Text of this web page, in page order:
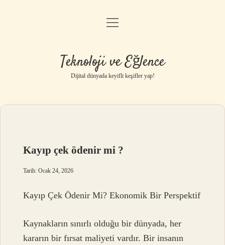
Anasayfa
Yasal Uyarı
menüyü
Teknoloji ve Eğlence
Dijital dünyada keyifli keşifler yap!
Kayıp çek ödenir mi ?
Tarih: Ocak 24, 2026
Kayıp Çek Ödenir Mi? Ekonomik Bir Perspektif
Kaynakların sınırlı olduğu bir dünyada, her
kararın bir fırsat maliyeti vardır. Bir insanın